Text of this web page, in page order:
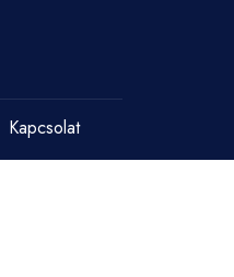
Kapcsolat